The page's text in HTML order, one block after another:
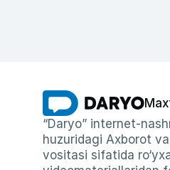
“Daryo” internet-
huzuridagi Axborot
vositasi sifatida